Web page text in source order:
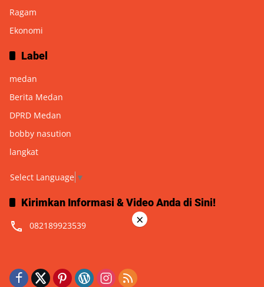
Ragam
Ekonomi
Label
medan
Berita Medan
DPRD Medan
bobby nasution
langkat
Select Language ▼
Kirimkan Informasi & Video Anda di Sini!
082189923539 ×